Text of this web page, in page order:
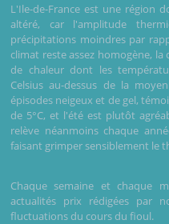
L'Ile-de-France est une région
altéré, car l'amplitude
précipitations moindres par
climat reste assez homogène,
de chaleur dont les
Celsius au-dessus de la
épisodes neigeux et de gel,
de 5°C, et l'été est plutôt
relève néanmoins chaque
faisant grimper sensiblement le
Chaque semaine et chaque
actualités prix rédigées par
fluctuations du cours du fioul.